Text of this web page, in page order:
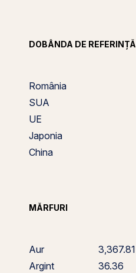
DOBÂNDA DE REFERINȚĂ
România
SUA
UE
Japonia
China
MĂRFURI
Aur 3,367.81
Argint
36.36